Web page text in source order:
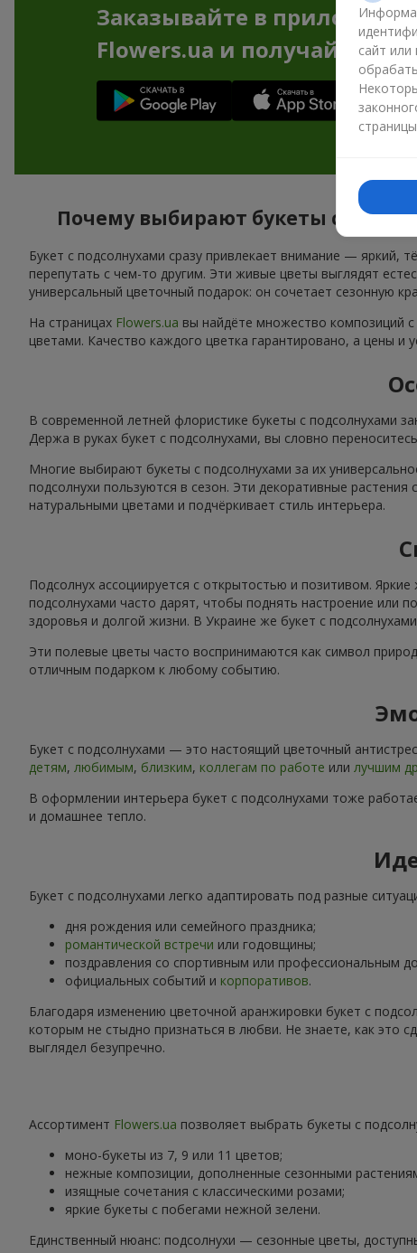
Заказывайте в
Flowers.ua и получайте
Почему выбирают букеты с
Букет с подсолнухами сразу привлекает внимание —
перепутать с чем-то другим. Эти живые цветы выглядят
универсальный цветочный подарок: он сочетает сезонную
На страницах Flowers.ua вы найдёте множество композиций
цветами. Качество каждого цветка гарантировано, а цены
В современной летней флористике букеты с подсолнухами
Держа в руках букет с подсолнухами, вы словно
Многие выбирают букеты с подсолнухами за их
подсолнухи пользуются в сезон. Эти декоративные
натуральными цветами и подчёркивает стиль интерьера.
Подсолнух ассоциируется с открытостью и позитивом.
подсолнухами часто дарят, чтобы поднять настроение или
здоровья и долгой жизни. В Украине же букет с
Эти полевые цветы часто воспринимаются как символ
отличным подарком к любому событию.
Букет с подсолнухами — это настоящий цветочный
детям, любимым, близким, коллегам по работе или лучшим
В оформлении интерьера букет с подсолнухами тоже
и домашнее тепло.
Букет с подсолнухами легко адаптировать под разные
дня рождения или семейного праздника;
романтической встречи или годовщины;
поздравления со спортивным или профессиональным
официальных событий и корпоративов.
Благодаря изменению цветочной аранжировки букет с
которым не стыдно признаться в любви. Не знаете, как это
выглядел безупречно.
Ассортимент Flowers.ua позволяет выбрать букеты с
моно-букеты из 7, 9 или 11 цветов;
нежные композиции, дополненные сезонными
изящные сочетания с классическими розами;
яркие букеты с побегами нежной зелени.
Единственный нюанс: подсолнухи — сезонные цветы,
сайт